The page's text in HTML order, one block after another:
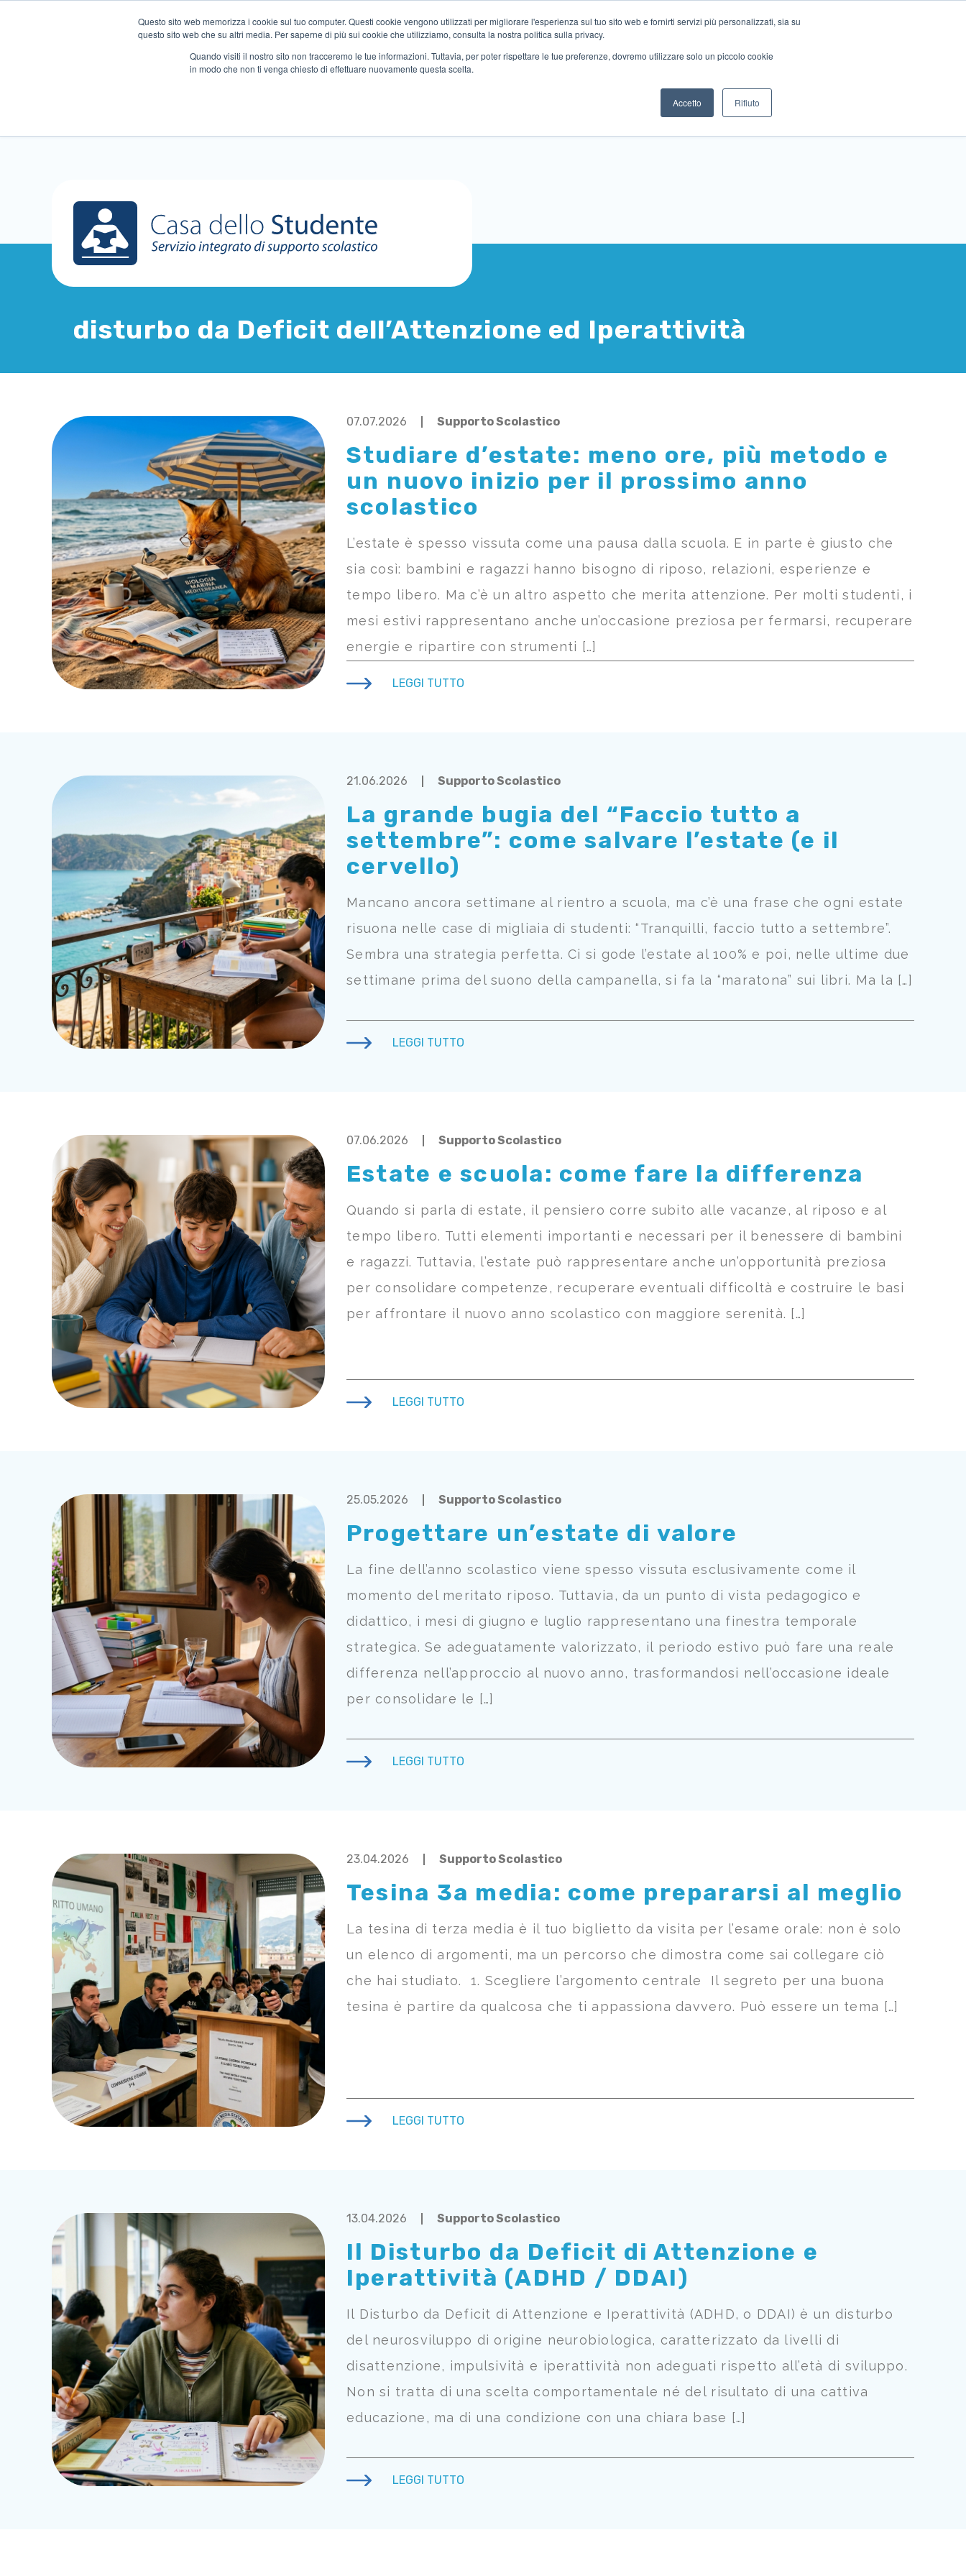
Questo sito web memorizza i cookie sul tuo computer. Questi cookie vengono utilizzati per migliorare l'esperienza sul tuo sito web e fornirti servizi più personalizzati, sia su
questo sito web che su altri media. Per saperne di più sui cookie che utilizziamo, consulta la nostra politica sulla privacy.
Quando visiti il ​​nostro sito non tracceremo le tue informazioni. Tuttavia, per poter rispettare le tue preferenze, dovremo utilizzare solo un piccolo cookie
in modo che non ti venga chiesto di effettuare nuovamente questa scelta.
Accetto Rifiuto
disturbo da Deficit dell’Attenzione ed Iperattività
07.07.2026 Supporto Scolastico
Studiare d’estate: meno ore, più metodo e
un nuovo inizio per il prossimo anno
scolastico
L’estate è spesso vissuta come una pausa dalla scuola. E in parte è giusto che
sia così: bambini e ragazzi hanno bisogno di riposo, relazioni, esperienze e
tempo libero. Ma c’è un altro aspetto che merita attenzione. Per molti studenti, i
mesi estivi rappresentano anche un’occasione preziosa per fermarsi, recuperare
energie e ripartire con strumenti […]
LEGGI TUTTO
21.06.2026 Supporto Scolastico
La grande bugia del “Faccio tutto a
settembre”: come salvare l’estate (e il
cervello)
Mancano ancora settimane al rientro a scuola, ma c’è una frase che ogni estate
risuona nelle case di migliaia di studenti: “Tranquilli, faccio tutto a settembre”.
Sembra una strategia perfetta. Ci si gode l’estate al 100% e poi, nelle ultime due
settimane prima del suono della campanella, si fa la “maratona” sui libri. Ma la […]
LEGGI TUTTO
07.06.2026 Supporto Scolastico
Estate e scuola: come fare la differenza
Quando si parla di estate, il pensiero corre subito alle vacanze, al riposo e al
tempo libero. Tutti elementi importanti e necessari per il benessere di bambini
e ragazzi. Tuttavia, l’estate può rappresentare anche un’opportunità preziosa
per consolidare competenze, recuperare eventuali difficoltà e costruire le basi
per affrontare il nuovo anno scolastico con maggiore serenità. […]
LEGGI TUTTO
25.05.2026 Supporto Scolastico
Progettare un’estate di valore
La fine dell’anno scolastico viene spesso vissuta esclusivamente come il
momento del meritato riposo. Tuttavia, da un punto di vista pedagogico e
didattico, i mesi di giugno e luglio rappresentano una finestra temporale
strategica. Se adeguatamente valorizzato, il periodo estivo può fare una reale
differenza nell’approccio al nuovo anno, trasformandosi nell’occasione ideale
per consolidare le […]
LEGGI TUTTO
23.04.2026 Supporto Scolastico
Tesina 3a media: come prepararsi al meglio
La tesina di terza media è il tuo biglietto da visita per l’esame orale: non è solo
un elenco di argomenti, ma un percorso che dimostra come sai collegare ciò
che hai studiato. 1. Scegliere l’argomento centrale Il segreto per una buona
tesina è partire da qualcosa che ti appassiona davvero. Può essere un tema […]
LEGGI TUTTO
13.04.2026 Supporto Scolastico
Il Disturbo da Deficit di Attenzione e
Iperattività (ADHD / DDAI)
Il Disturbo da Deficit di Attenzione e Iperattività (ADHD, o DDAI) è un disturbo
del neurosviluppo di origine neurobiologica, caratterizzato da livelli di
disattenzione, impulsività e iperattività non adeguati rispetto all’età di sviluppo.
Non si tratta di una scelta comportamentale né del risultato di una cattiva
educazione, ma di una condizione con una chiara base […]
LEGGI TUTTO